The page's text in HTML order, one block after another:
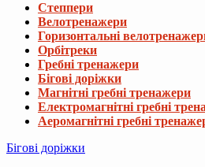
Степпери
Велотренажери
Горизонтальні
Орбітреки
Гребні тренажери
Бігові доріжки
Магнітні гребні тренажери
Електромагнітні гребні
Аеромагнітні гребні
Бігові доріжки